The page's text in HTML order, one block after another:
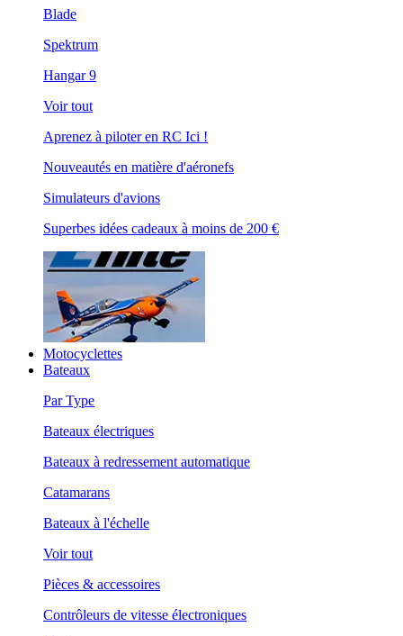
Blade
Spektrum
Hangar 9
Voir tout
Aprenez à piloter en RC Ici !
Nouveautés en matière d'aéronefs
Simulateurs d'avions
Superbes idées cadeaux à moins de 200 €
Motocyclettes
Bateaux
Par Type
Bateaux électriques
Bateaux à redressement automatique
Catamarans
Bateaux à l'échelle
Voir tout
Pièces & accessoires
Contrôleurs de vitesse électroniques